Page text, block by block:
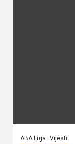
ABA Liga Vijesti